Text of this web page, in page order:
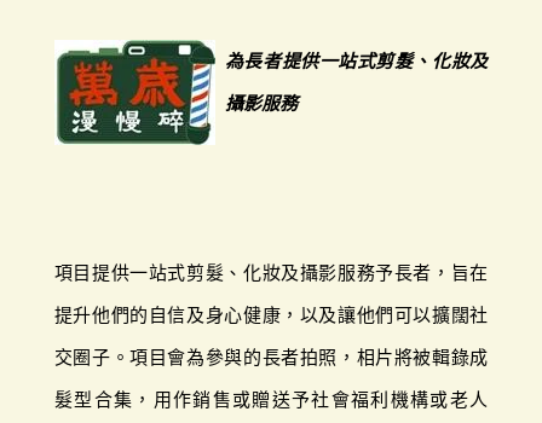
為長者提供一站式剪髮、化妝及
攝影服務
項目提供一站式剪髮、化妝及攝影服務予長者，旨在
提升他們的自信及身心健康，以及讓他們可以擴闊社
交圈子。項目會為參與的長者拍照，相片將被輯錄成
髮型合集，用作銷售或贈送予社會福利機構或老人